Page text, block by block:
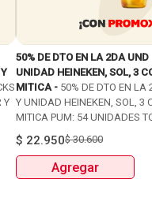
Y
50% DE DTO EN LA 2DA
UNIDAD HEINEKEN, SOL, 3
MITICA - 50% DE DTO EN LA
Y UNIDAD HEINEKEN, SOL, 3
MITICA PUM: 54 UNIDADES
$ 22.950$30.600
Agregar